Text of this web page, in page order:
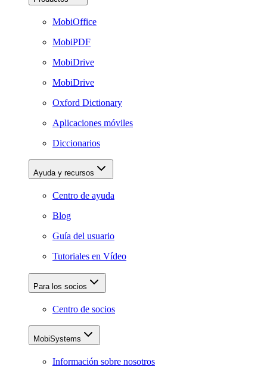
MobiOffice
MobiPDF
MobiDrive
MobiDrive
Oxford Dictionary
Aplicaciones móviles
Diccionarios
Ayuda y recursos
Centro de ayuda
Blog
Guía del usuario
Tutoriales en Vídeo
Para los socios
Centro de socios
MobiSystems
Información sobre nosotros